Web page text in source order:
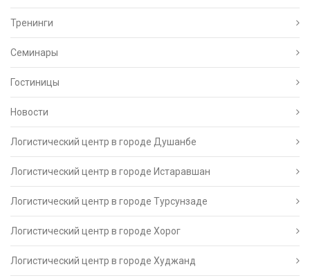
Тренинги
Семинары
Гостиницы
Новости
Логистический центр в городе Душанбе
Логистический центр в городе Истаравшан
Логистический центр в городе Турсунзаде
Логистический центр в городе Хорог
Логистический центр в городе Худжанд